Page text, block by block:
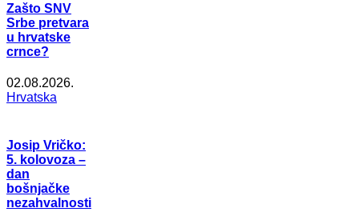
Zašto SNV
Srbe pretvara
u hrvatske
crnce?
02.08.2026.
Hrvatska
Josip Vričko:
5. kolovoza –
dan
bošnjačke
nezahvalnosti